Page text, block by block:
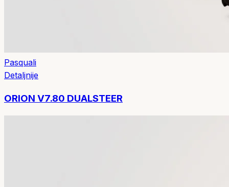
Pasquali
Detaljnije
ORION V7.80 DUALSTEER